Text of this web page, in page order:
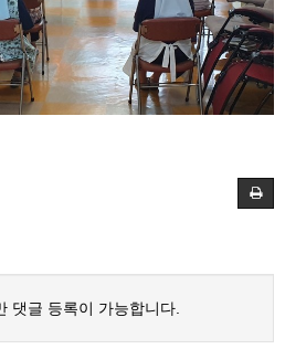
댓글 등록이 가능합니다.